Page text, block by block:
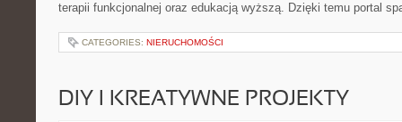
terapii funkcjonalnej oraz edukacją wyższą. Dzięki temu portal
CATEGORIES: NIERUCHOMOŚCI
DIY I KREATYWNE PROJEKTY